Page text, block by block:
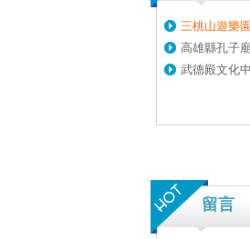
三桃山遊樂園
高雄縣孔子
武德殿文化
留言